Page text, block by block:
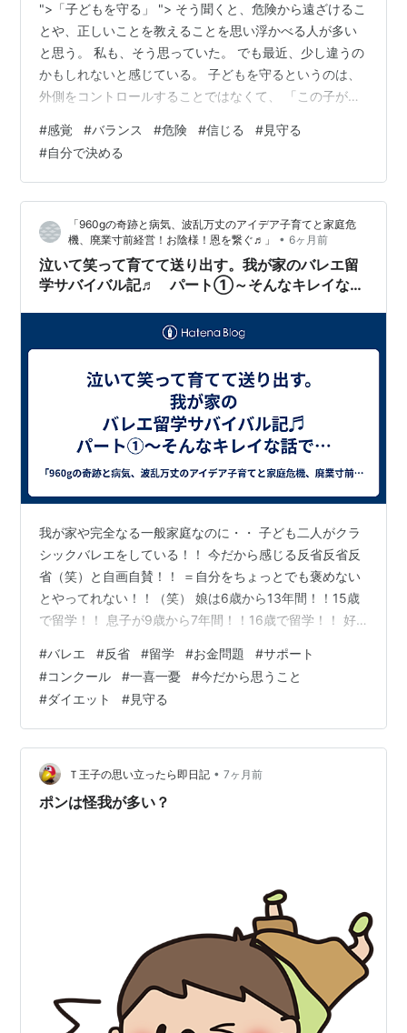
">「子どもを守る」 "> そう聞くと、危険から遠ざけるこ
とや、正しいことを教えることを思い浮かべる人が多い
と思う。 私も、そう思っていた。 でも最近、少し違うの
かもしれないと感じている。 子どもを守るというのは、
外側をコントロールすることではなくて、 「この子が、
と思う。 例えば、 ・嫌だと思ったときに、「嫌だ」と感
じていいこと・違和感を無視しなくていいこと・その場
から離れていいこと そういう感覚が、ちゃんと残ってい
ること。 それが、本当の意味での「守る」なんじゃない
かと思う。 大人が全部決めてしまうと、子どもは一見守
られているようで、 「…
#感覚 #バランス #危険 #信じる #見守る
#自分で決める
「960gの奇跡と病気、波乱万丈のアイデア子育てと家庭危
機、廃業寸前経営！お陰様！恩を繋ぐ♬」
• 6ヶ月前
泣いて笑って育てて送り出す。我が家のバレエ留
学サバイバル記♬ パート①～そんなキレイな話
我が家や完全なる一般家庭なのに・・ 子ども二人がクラ
シックバレエをしている！！ 今だから感じる反省反省反
省（笑）と自画自賛！！ ＝自分をちょっとでも褒めない
とやってれない！！（笑） 娘は6歳から13年間！！15歳
で留学！！ 息子が9歳から7年間！！16歳で留学！！ 好
んなキレイな話では終わらない！！！（笑） お金！お
金！！お金問題！！！ 今思えば、私の方が必死で・・振
り返るのが怖い（笑） 二人三脚のサポート 子どもとの関
係 子ども二人が同じ習い事 先生や周りとの関係 食事・
ダイエット・生まれ持った体形 コンクールへの挑戦や一
喜一憂 続けるとい…
#バレエ #反省 #留学 #お金問題 #サポート
#コンクール #一喜一憂 #今だから思うこと
#ダイエット #見守る
Ｔ王子の思い立ったら即日記 • 7ヶ月前
ポンは怪我が多い？